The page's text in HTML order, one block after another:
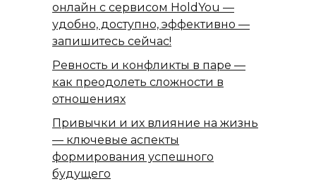
онлайн с сервисом HoldYou —
удобно, доступно, эффективно —
запишитесь сейчас!
Ревность и конфликты в паре —
как преодолеть сложности в
отношениях
Привычки и их влияние на жизнь
— ключевые аспекты
формирования успешного
будущего